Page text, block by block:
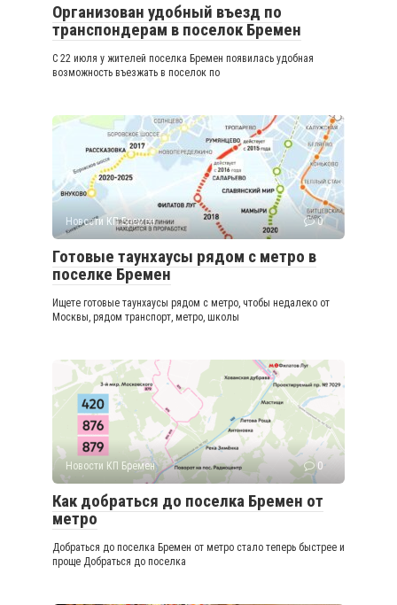
Организован удобный въезд по
транспондерам в поселок Бремен
С 22 июля у жителей поселка Бремен появилась удобная
возможность въезжать в поселок по
Новости КП Бремен 0
Готовые таунхаусы рядом с метро в
поселке Бремен
Ищете готовые таунхаусы рядом с метро, чтобы недалеко от
Москвы, рядом транспорт, метро, школы
Новости КП Бремен 0
Как добраться до поселка Бремен от
метро
Добраться до поселка Бремен от метро стало теперь быстрее и
проще Добраться до поселка